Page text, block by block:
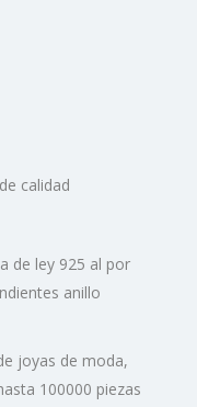
calidad
de ley 925 al por
anillo
joyas de moda,
100000 piezas